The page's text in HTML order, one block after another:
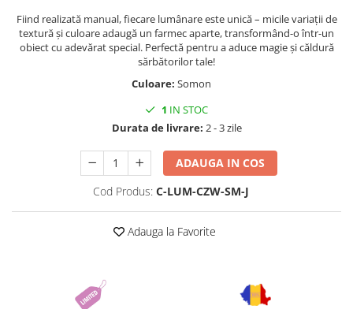
Fiind realizată manual, fiecare lumânare este unică – micile variații de
textură și culoare adaugă un farmec aparte, transformând-o într-un
obiect cu adevărat special. Perfectă pentru a aduce magie și căldură
sărbătorilor tale!
Culoare: Somon
1 IN STOC
Durata de livrare: 2 - 3 zile
ADAUGA IN COS
Cod Produs: C-LUM-CZW-SM-J
Adauga la Favorite